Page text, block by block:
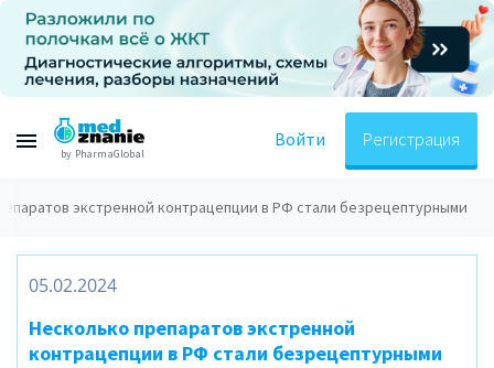
by PharmaGlobal
Войти Регистрация
экстренной контрацепции в РФ стали безрецептурными
05.02.2024
Несколько препаратов экстренной
контрацепции в РФ стали безрецептурными